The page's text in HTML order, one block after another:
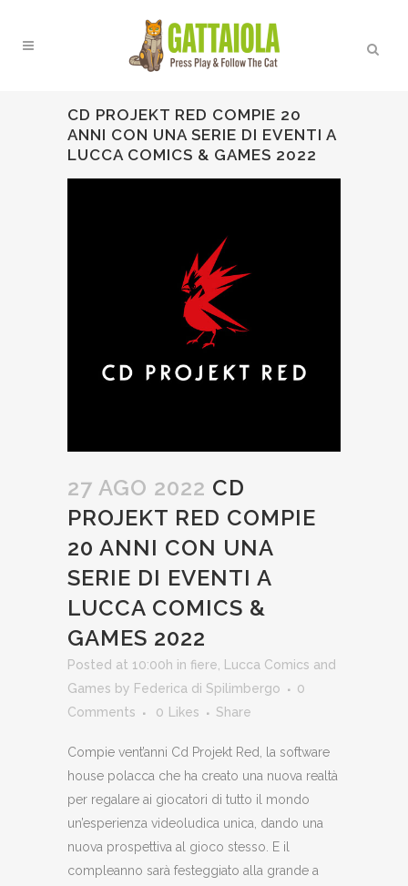
CD PROJEKT RED COMPIE 20
ANNI CON UNA SERIE DI EVENTI A
LUCCA COMICS & GAMES 2022
27 AGO 2022 CD
PROJEKT RED COMPIE
20 ANNI CON UNA
SERIE DI EVENTI A
LUCCA COMICS &
GAMES 2022
Posted at 10:00h in fiere
Lucca Comics and
Games by Federica di Spilimbergo
0
Comments
0 Likes Share
Compie vent’anni Cd Projekt Red, la software
house polacca che ha creato una nuova realtà
per regalare ai giocatori di tutto il mondo
un’esperienza videoludica unica, dando una
nuova prospettiva al gioco stesso. E il
compleanno sarà festeggiato alla grande a